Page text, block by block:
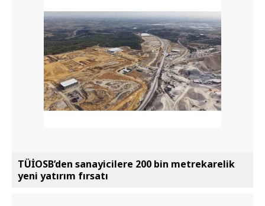
TÜİOSB’den sanayicilere 200 bin metrekarelik
yeni yatırım fırsatı